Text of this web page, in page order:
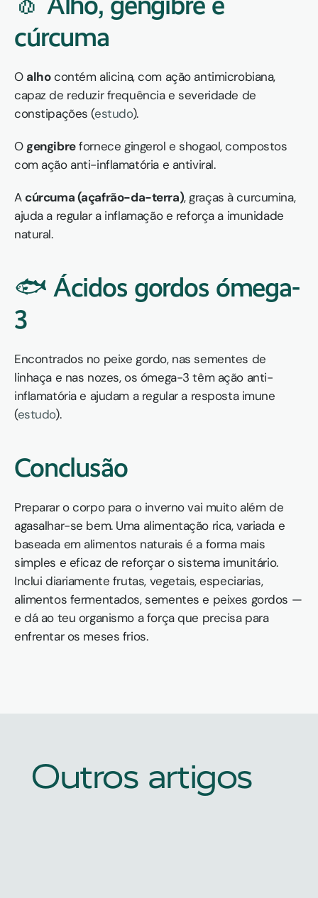
cúrcuma
O alho contém alicina, com ação antimicrobiana,
capaz de reduzir frequência e severidade de
constipações (estudo).
O gengibre fornece gingerol e shogaol, compostos
com ação anti-inflamatória e antiviral.
A cúrcuma (açafrão-da-terra), graças à curcumina,
ajuda a regular a inflamação e reforça a imunidade
natural.
🐟 Ácidos gordos ómega-
3
Encontrados no peixe gordo, nas sementes de
linhaça e nas nozes, os ómega-3 têm ação anti-
inflamatória e ajudam a regular a resposta imune
(estudo).
Conclusão
Preparar o corpo para o inverno vai muito além de
agasalhar-se bem. Uma alimentação rica, variada e
baseada em alimentos naturais é a forma mais
simples e eficaz de reforçar o sistema imunitário.
Inclui diariamente frutas, vegetais, especiarias,
alimentos fermentados, sementes e peixes gordos —
e dá ao teu organismo a força que precisa para
enfrentar os meses frios.
Outros artigos